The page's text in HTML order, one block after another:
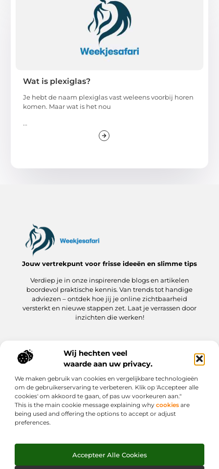
Wij hechten veel
waarde aan uw privacy.
We maken gebruik van cookies en vergelijkbare technologieën
om de gebruikerservaring te verbeteren. Klik op 'Accepteer alle
cookies' om akkoord te gaan, of pas uw voorkeuren aan."
This is the main cookie message explaining why cookies are
being used and offering the options to accept or adjust
preferences.
Accepteer Alle Cookies
Wat is plexiglas?
Je hebt de naam plexiglas vast weleens voorbij horen
komen. Maar wat is het nou
...
Jouw vertrekpunt voor frisse ideeën en slimme tips
Verdiep je in onze inspirerende blogs en artikelen
boordevol praktische kennis. Van trends tot handige
adviezen – ontdek hoe jij je online zichtbaarheid
versterkt en nieuwe stappen zet. Laat je verrassen door
inzichten die werken!
Onze informatie
Bericht categorie
Website index Cookiebeleid (EU)